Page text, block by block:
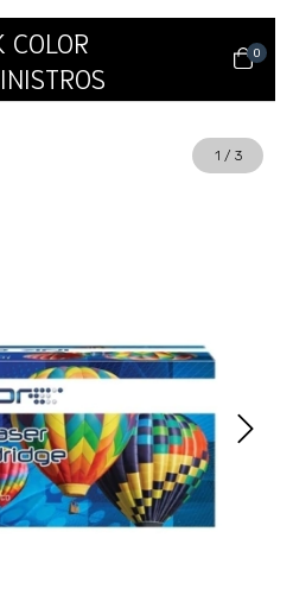
COLOR
0
1 / 3